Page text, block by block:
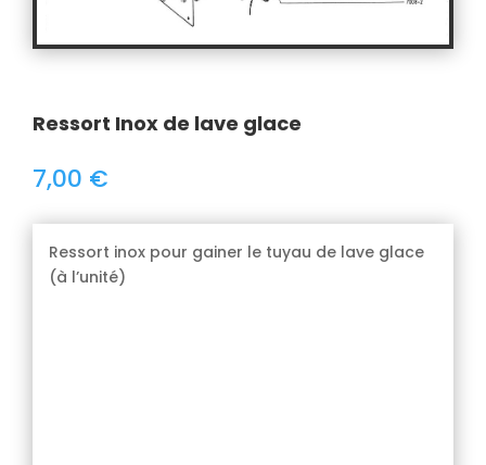
Ressort Inox de lave glace
7,00 €
Ressort inox pour gainer le tuyau de lave glace
(à l’unité)